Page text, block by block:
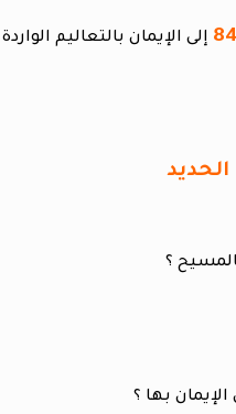
إلى الإيمان بالتعاليم
؟
بها ؟